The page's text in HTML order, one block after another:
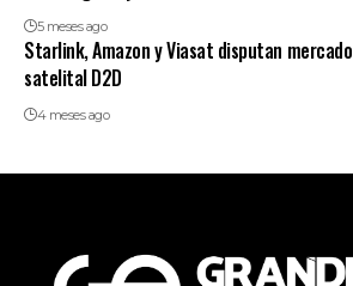
5 meses ago
Starlink, Amazon y Viasat disputan mercado
satelital D2D
4 meses ago